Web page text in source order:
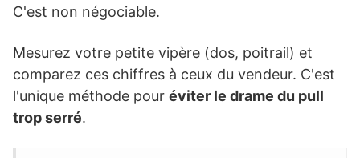
C'est non négociable.
Mesurez votre petite vipère (dos, poitrail) et
comparez ces chiffres à ceux du vendeur. C'est
l'unique méthode pour éviter le drame du pull
trop serré.